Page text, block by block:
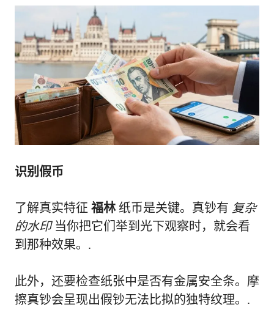
识别假币
了解真实特征 福林纸币是关键。真钞有 复杂
的水印当你把它们举到光下观察时，就会看
到那种效果。.
此外，还要检查纸张中是否有金属安全条。摩
擦真钞会呈现出假钞无法比拟的独特纹理。.